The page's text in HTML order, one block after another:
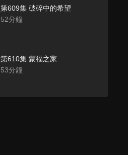
第609集 破碎中的希望
52分鐘
第610集 蒙福之家
53分鐘